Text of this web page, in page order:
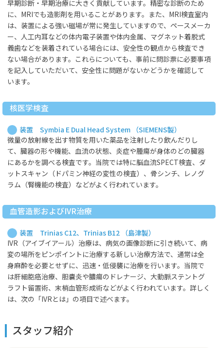
早期診断・早期治療に大きく貢献しています。精密な診断のため
に、MRIでも造影剤を用いることがあります。また、MRI検査室内
は、装置による強い磁場が常に発生していますので、ペースメーカ
ー、人工内耳などの体内電子装置や体内金属、マグネット着脱式
義歯などを装着されている場合には、安全性の観点から検査でき
ない場合があります。これらについても、事前に問診票に必要事項
を記入していただいて、安全性に問題がないかどうかを確認して
います。
核医学検査
装置 Symbia E Dual Head System （SIEMENS製）
微量の放射線を出す物質を用いた薬品を注射したり飲んだりし
て、臓器の形や機能、血流の状態、炎症や腫瘍が身体のどの臓器
にあるかを調べる検査です。当院では特に脳血流SPECT検査、ダ
ットスキャン（ドパミン神経の変性の検査）、骨シンチ、レノグ
ラム（腎機能の検査）などがよく行われています。
血管造影およびIVR治療
装置 Trinias C12、Trinias B12 （島津製）
IVR（アイブイアール）治療は、病気の画像診断に引き続いて、病
変の場所をピンポイントに治療する新しい治療方法で、通常は全
身麻酔を必要とせずに、迅速・低侵襲に治療を行います。当院で
は肝細胞癌治療、胆嚢炎や膿瘍のドレナージ、大動脈ステントグ
ラフト留置術、末梢血管形成術などがよく行われています。詳しく
は、次の「IVRとは」の項目で述べます。
スタッフ紹介